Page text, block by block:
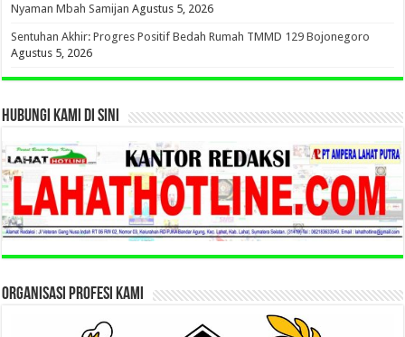
Nyaman Mbah Samijan Agustus 5, 2026
Sentuhan Akhir: Progres Positif Bedah Rumah TMMD 129 Bojonegoro
Agustus 5, 2026
HUBUNGI KAMI DI SINI
ORGANISASI PROFESI KAMI